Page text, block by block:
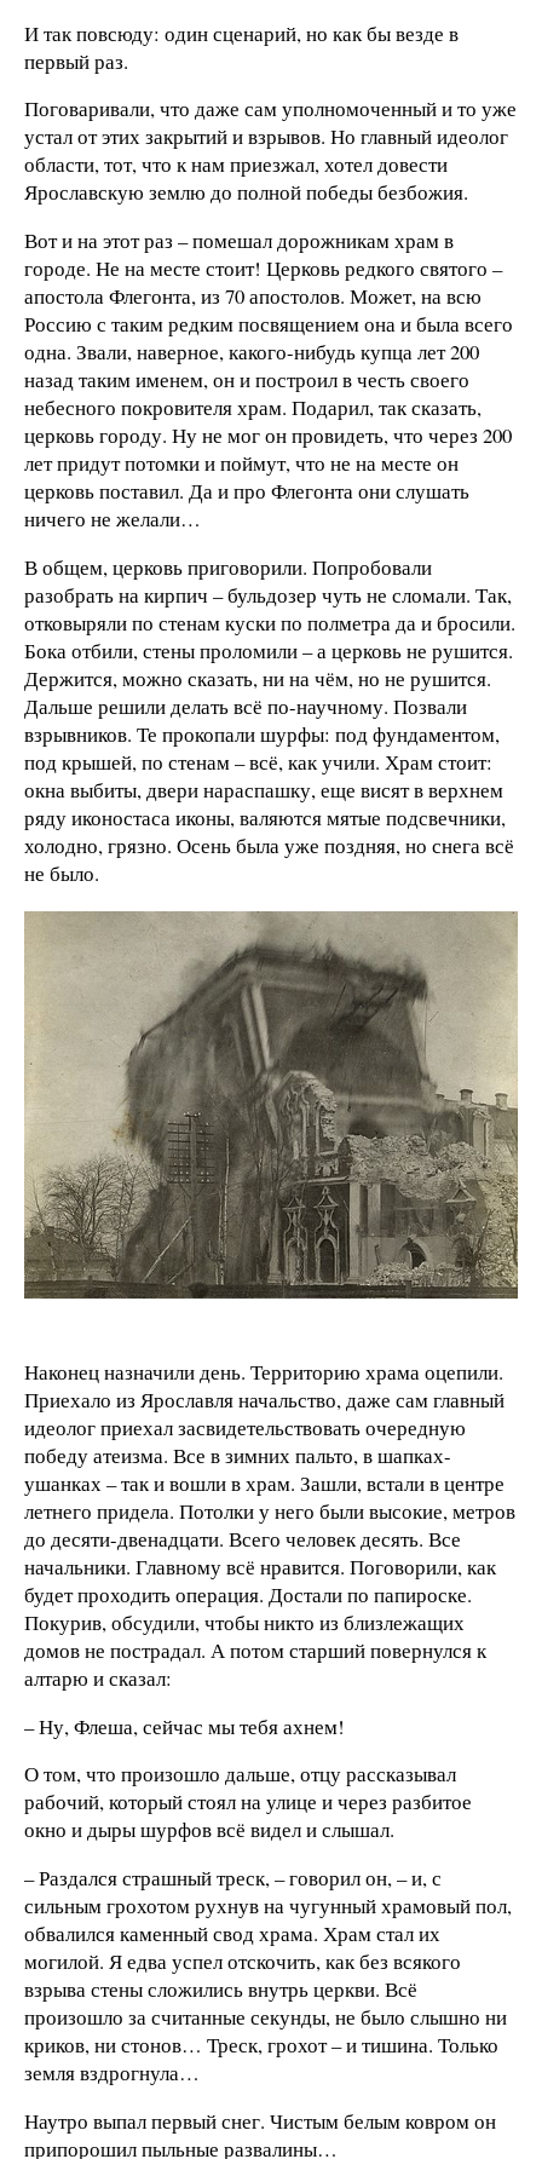
И так повсюду: один сценарий, но как бы везде в
первый раз.
Поговаривали, что даже сам уполномоченный и то уже
устал от этих закрытий и взрывов. Но главный идеолог
области, тот, что к нам приезжал, хотел довести
Ярославскую землю до полной победы безбожия.
Вот и на этот раз – помешал дорожникам храм в
городе. Не на месте стоит! Церковь редкого святого –
апостола Флегонта, из 70 апостолов. Может, на всю
Россию с таким редким посвящением она и была всего
одна. Звали, наверное, какого-нибудь купца лет 200
назад таким именем, он и построил в честь своего
небесного покровителя храм. Подарил, так сказать,
церковь городу. Ну не мог он провидеть, что через 200
лет придут потомки и поймут, что не на месте он
церковь поставил. Да и про Флегонта они слушать
ничего не желали…
В общем, церковь приговорили. Попробовали
разобрать на кирпич – бульдозер чуть не сломали. Так,
отковыряли по стенам куски по полметра да и бросили.
Бока отбили, стены проломили – а церковь не рушится.
Держится, можно сказать, ни на чём, но не рушится.
Дальше решили делать всё по-научному. Позвали
взрывников. Те прокопали шурфы: под фундаментом,
под крышей, по стенам – всё, как учили. Храм стоит:
окна выбиты, двери нараспашку, еще висят в верхнем
ряду иконостаса иконы, валяются мятые подсвечники,
холодно, грязно. Осень была уже поздняя, но снега всё
не было.
Наконец назначили день. Территорию храма оцепили.
Приехало из Ярославля начальство, даже сам главный
идеолог приехал засвидетельствовать очередную
победу атеизма. Все в зимних пальто, в шапках-
ушанках – так и вошли в храм. Зашли, встали в центре
летнего придела. Потолки у него были высокие, метров
до десяти-двенадцати. Всего человек десять. Все
начальники. Главному всё нравится. Поговорили, как
будет проходить операция. Достали по папироске.
Покурив, обсудили, чтобы никто из близлежащих
домов не пострадал. А потом старший повернулся к
алтарю и сказал:
– Ну, Флеша, сейчас мы тебя ахнем!
О том, что произошло дальше, отцу рассказывал
рабочий, который стоял на улице и через разбитое
окно и дыры шурфов всё видел и слышал.
– Раздался страшный треск, – говорил он, – и, с
сильным грохотом рухнув на чугунный храмовый пол,
обвалился каменный свод храма. Храм стал их
могилой. Я едва успел отскочить, как без всякого
взрыва стены сложились внутрь церкви. Всё
произошло за считанные секунды, не было слышно ни
криков, ни стонов… Треск, грохот – и тишина. Только
земля вздрогнула…
Наутро выпал первый снег. Чистым белым ковром он
припорошил пыльные развалины…